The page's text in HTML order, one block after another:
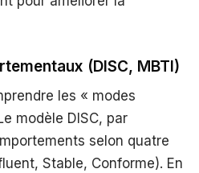
(DISC, MBTI)
les « modes
modèle DISC, par
selon quatre
Stable, Conforme). En